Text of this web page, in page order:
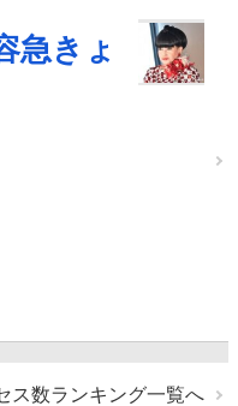
急きょ
ス数ランキング一覧へ